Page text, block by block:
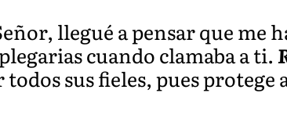
llegué a pensar que me
cuando clamaba a ti.
sus fieles, pues protege